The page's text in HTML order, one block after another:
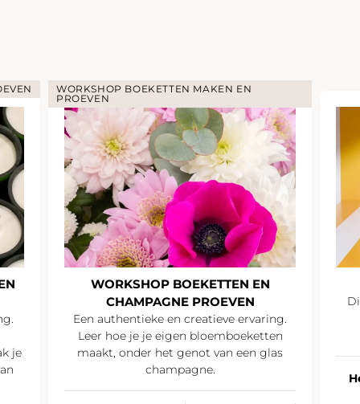
je
WORKSHOP BOEKETTEN MAKEN EN
PROEVEN
WORKSHOP BOEKETTEN EN
CHAMPAGNE PROEVEN
Een authentieke en creatieve ervaring.
Leer hoe je je eigen bloemboeketten
maakt, onder het genot van een glas
champagne.